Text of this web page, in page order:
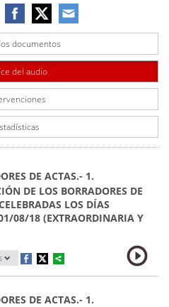
documentos
del audio
DE ACTAS.- 1.
DE LOS BORRADORES DE
LOS DÍAS
08/18 (EXTRAORDINARIA Y
DE ACTAS.- 1.